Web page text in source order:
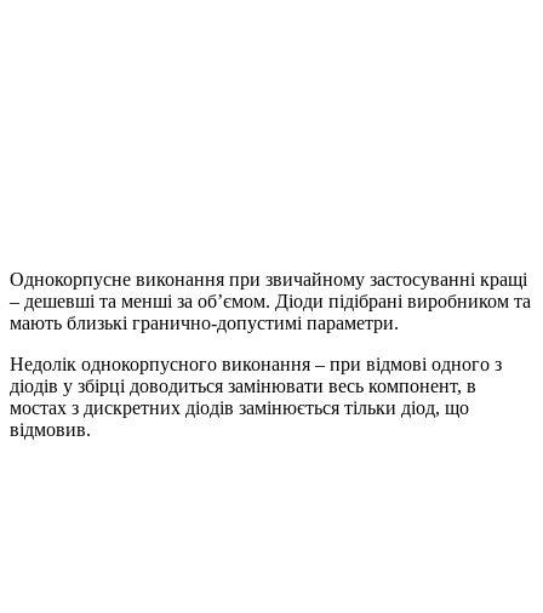
Однокорпусне виконання при звичайному застосуванні кращі
– дешевші та менші за об’ємом. Діоди підібрані виробником та
мають близькі гранично-допустимі параметри.
Недолік однокорпусного виконання – при відмові одного з
діодів у збірці доводиться замінювати весь компонент, в
мостах з дискретних діодів замінюється тільки діод, що
відмовив.